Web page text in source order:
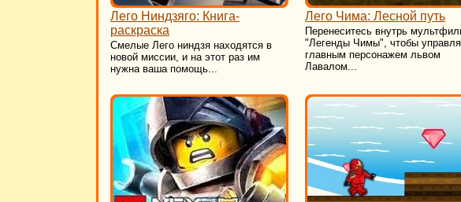
Лего Ниндзяго: Книга-
раскраска
Смелые Лего ниндзя находятся в
новой миссии, и на этот раз им
нужна ваша помощь...
Лего Чима: Лесной путь
Перенеситесь внутрь
"Легенды Чимы", чтобы
главным персонажем львом
Лавалом...